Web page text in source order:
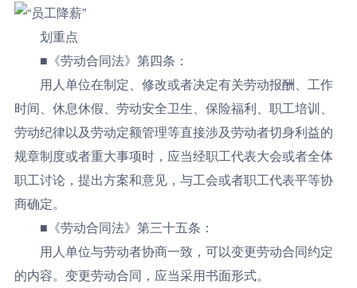
划重点
■ 《劳动合同法》第四条：
用人单位在制定、修改或者决定有关劳动报酬、工作
时间、休息休假、劳动安全卫生、保险福利、职工培训、
劳动纪律以及劳动定额管理等直接涉及劳动者切身利益的
规章制度或者重大事项时，应当经职工代表大会或者全体
职工讨论，提出方案和意见，与工会或者职工代表平等协
商确定。
■ 《劳动合同法》第三十五条：
用人单位与劳动者协商一致，可以变更劳动合同约定
的内容。变更劳动合同，应当采用书面形式。